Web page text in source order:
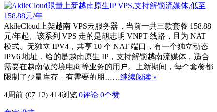
AkileCloud上架越南 VPS云服务器，当前一共三款套餐 158.88
元/年起。该系列 VPS 走的是胡志明 VNPT 线路，且为 NAT
模式、无独立 IPV4，共享 10 个 NAT 端口，有一个独立动态
IPV6 地址，给的是越南原生 IP，支持解锁越南流媒体，适合
需要在越南做跨境电商等业务的用户。上新期间，每个套餐都
限制了少量库存，有需要的朋……继续阅读 »
4周前 (07-12) 414浏览 0评论 0个赞